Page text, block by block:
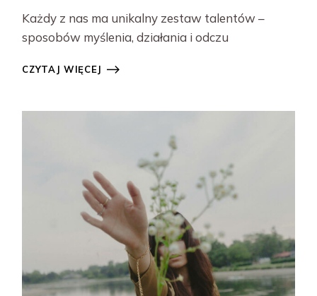
Każdy z nas ma unikalny zestaw talentów –
sposobów myślenia, działania i odczu
CZYTAJ WIĘCEJ